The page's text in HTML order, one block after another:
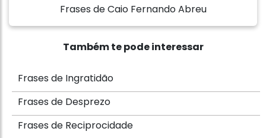
Frases de Caio Fernando Abreu
Também te pode interessar
Frases de Ingratidão
Frases de Desprezo
Frases de Reciprocidade